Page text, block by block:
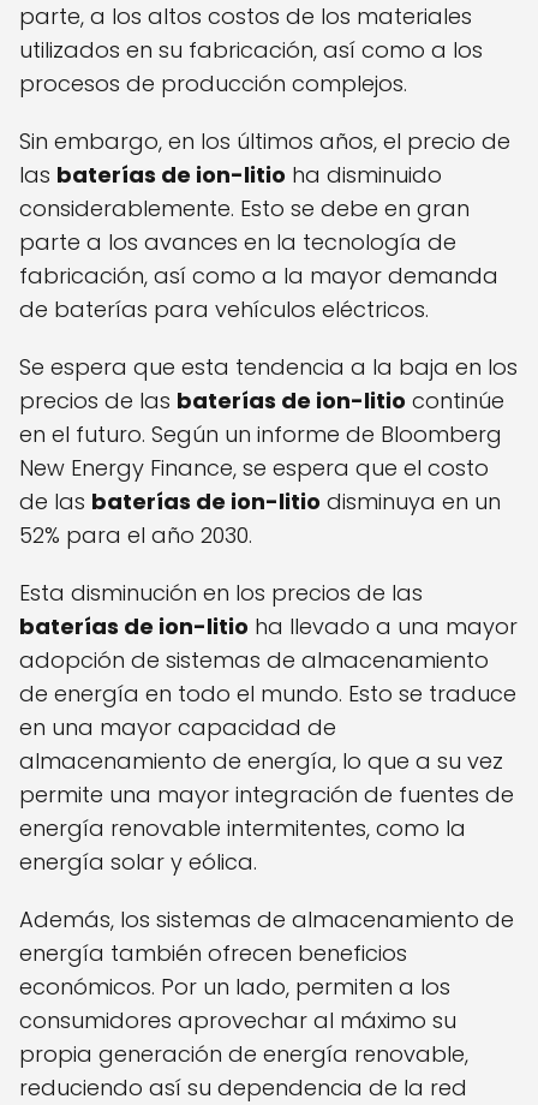
parte, a los altos costos de los materiales
utilizados en su fabricación, así como a los
procesos de producción complejos.
Sin embargo, en los últimos años, el precio de
las baterías de ion-litio ha disminuido
considerablemente. Esto se debe en gran
parte a los avances en la tecnología de
fabricación, así como a la mayor demanda
de baterías para vehículos eléctricos.
Se espera que esta tendencia a la baja en los
precios de las baterías de ion-litio continúe
en el futuro. Según un informe de Bloomberg
New Energy Finance, se espera que el costo
de las baterías de ion-litio disminuya en un
52% para el año 2030.
Esta disminución en los precios de las
baterías de ion-litio ha llevado a una mayor
adopción de sistemas de almacenamiento
de energía en todo el mundo. Esto se traduce
en una mayor capacidad de
almacenamiento de energía, lo que a su vez
permite una mayor integración de fuentes de
energía renovable intermitentes, como la
energía solar y eólica.
Además, los sistemas de almacenamiento de
energía también ofrecen beneficios
económicos. Por un lado, permiten a los
consumidores aprovechar al máximo su
propia generación de energía renovable,
reduciendo así su dependencia de la red